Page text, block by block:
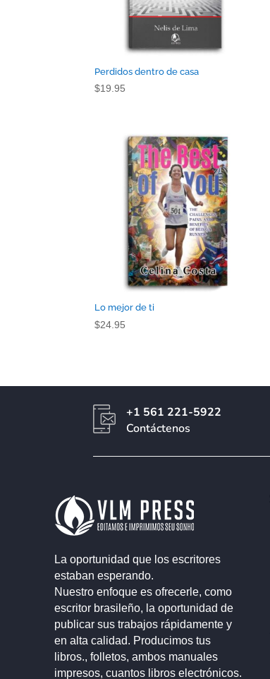
Perdidos dentro de casa
$19.95
Lo mejor de ti
$24.95
+1 561 221-5922
Contáctenos
La oportunidad que los escritores
estaban esperando.
Nuestro enfoque es ofrecerle, como
escritor brasileño, la oportunidad de
publicar sus trabajos rápidamente y
en alta calidad. Producimos tus
libros., folletos, ambos manuales
impresos, cuantos libros electrónicos.